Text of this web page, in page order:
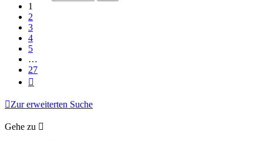
1
2
3
4
5
…
27
Zur erweiterten Suche
Gehe zu